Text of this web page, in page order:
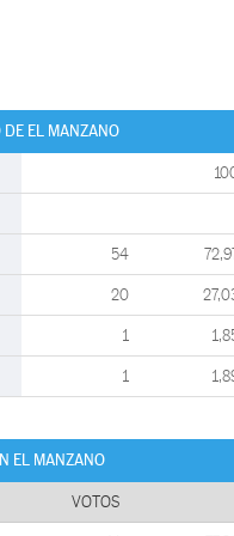
DE EL MANZANO
54
20
1
1
EL MANZANO
VOTOS